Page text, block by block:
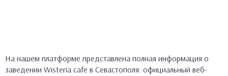
На нашем платформе представлена полная информация о
заведении Wisteria cafe в Севастополя: официальный веб-